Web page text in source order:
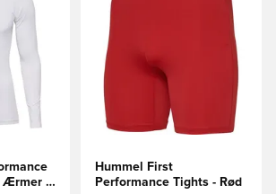
Ærmer -
Hummel First
Performance Tights - Rød